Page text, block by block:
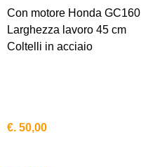
Con motore Honda GC160
Larghezza lavoro 45 cm
Coltelli in acciaio
€. 50,00